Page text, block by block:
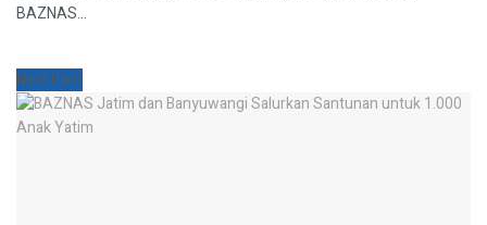
BAZNAS...
Next Post